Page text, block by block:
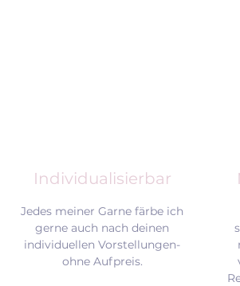
Individualisierbar
Jedes meiner Garne färbe ich
gerne auch nach deinen
individuellen Vorstellungen-
ohne Aufpreis.